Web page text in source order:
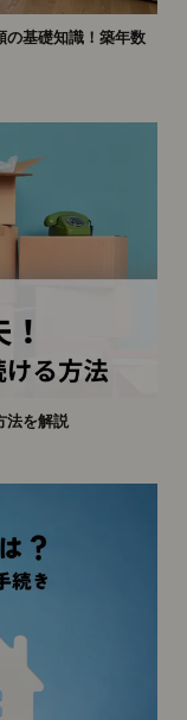
の基礎知識！築年数
法を解説